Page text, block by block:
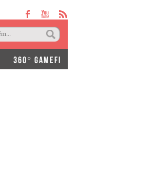
360° GAMEFI